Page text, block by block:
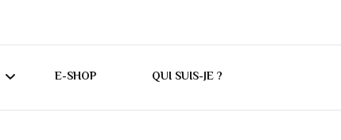
E-SHOP QUI SUIS-JE ?